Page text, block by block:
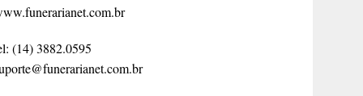
(14) 3882.0595